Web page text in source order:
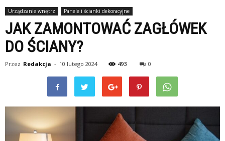
Urządzanie wnętrz Panele i ścianki dekoracyjne
JAK ZAMONTOWAĆ ZAGŁÓWEK
DO ŚCIANY?
Przez Redakcja - 10 lutego 2024 493 0